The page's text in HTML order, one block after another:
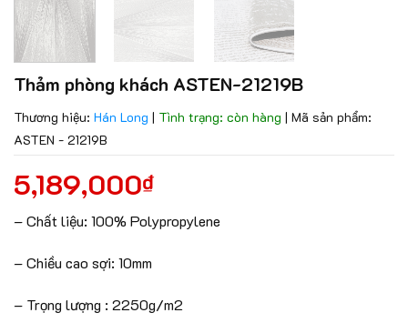
Thảm phòng khách ASTEN-21219B
Thương hiệu: Hán Long | Tình trạng: còn hàng | Mã sản phẩm:
ASTEN - 21219B
5,189,000₫
– Chất liệu: 100% Polypropylene
– Chiều cao sợi: 10mm
– Trọng lượng : 2250g/m2